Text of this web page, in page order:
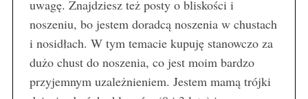
uwagę. Znajdziesz też posty o bliskości i
noszeniu, bo jestem doradcą noszenia w chustach
i nosidłach. W tym temacie kupuję stanowczo za
dużo chust do noszenia, co jest moim bardzo
przyjemnym uzależnieniem. Jestem mamą trójki